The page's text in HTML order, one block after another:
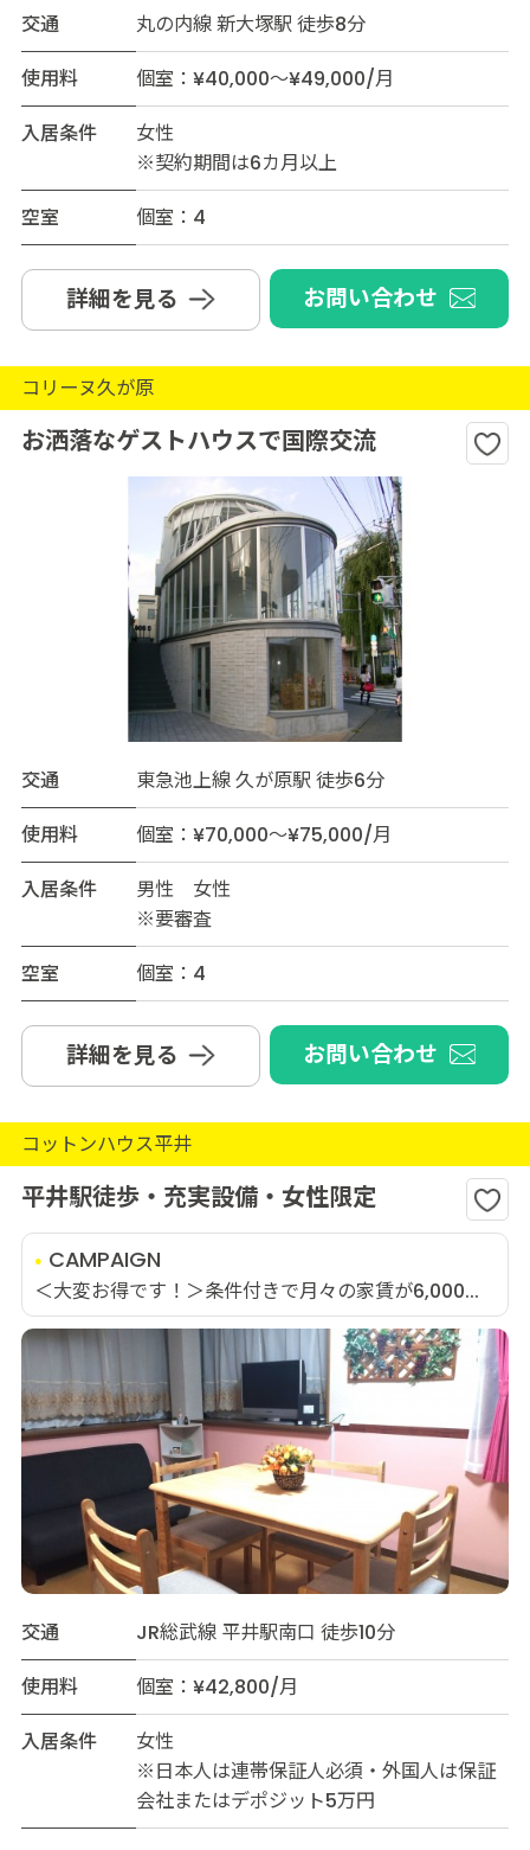
交通
丸の内線 新大塚駅 徒歩8分
使用料
個室：¥40,000～¥49,000/月
入居条件
女性
※契約期間は6カ月以上
空室
個室：4
詳細を見る お問い合わせ
コリーヌ久が原
お洒落なゲストハウスで国際交流
交通
東急池上線 久が原駅 徒歩6分
使用料
個室：¥70,000～¥75,000/月
入居条件
男性 女性
※要審査
空室
個室：4
詳細を見る お問い合わせ
コットンハウス平井
平井駅徒歩・充実設備・女性限定
CAMPAIGN
＜大変お得です！＞条件付きで月々の家賃が6,000...
交通
JR総武線 平井駅南口 徒歩10分
使用料
個室：¥42,800/月
入居条件
女性
※日本人は連帯保証人必須・外国人は保証
会社またはデポジット5万円